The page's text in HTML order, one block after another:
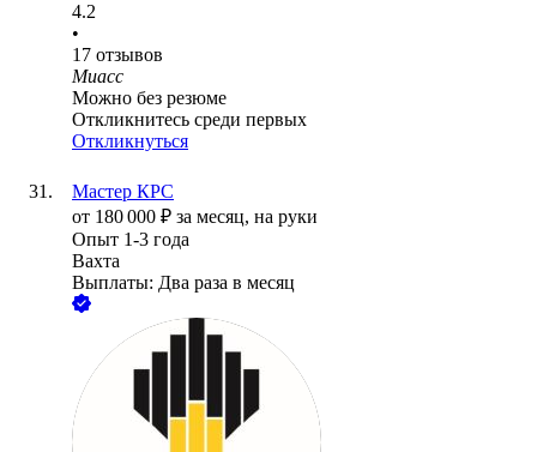
4.2
•
17 отзывов
Миасс
Можно без резюме
Откликнитесь среди первых
Откликнуться
Мастер КРС
от 180 000 ₽ за месяц, на руки
Опыт 1-3 года
Вахта
Выплаты: Два раза в месяц